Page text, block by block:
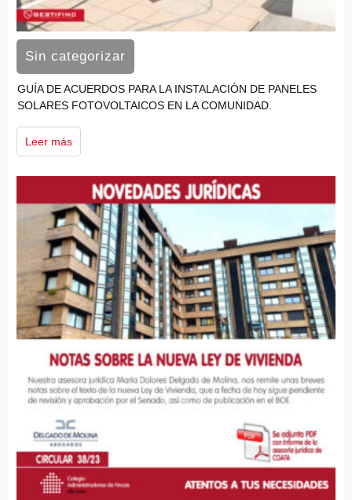
Sin categorizar
GUÍA DE ACUERDOS PARA LA INSTALACIÓN DE PANELES
SOLARES FOTOVOLTAICOS EN LA COMUNIDAD.
Leer más